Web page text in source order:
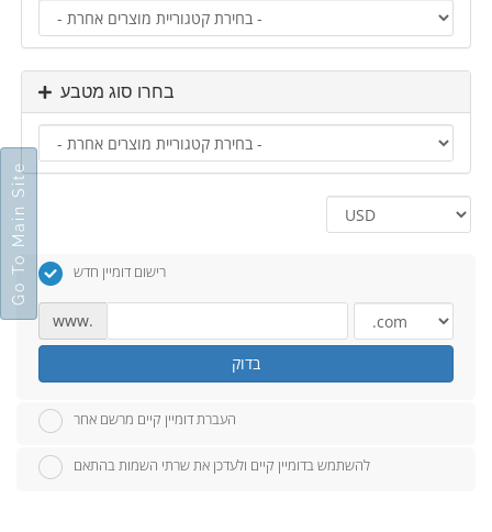
בחרו סוג מטבע
רישום דומיין חדש
www.
בדוק
העברת דומיין קיים מרשם אחר
להשתמש בדומיין קיים ולעדכן את שרתי השמות בהתאם
Go To Main Site